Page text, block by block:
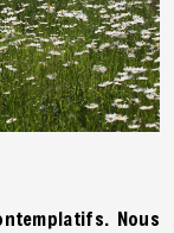
Nous